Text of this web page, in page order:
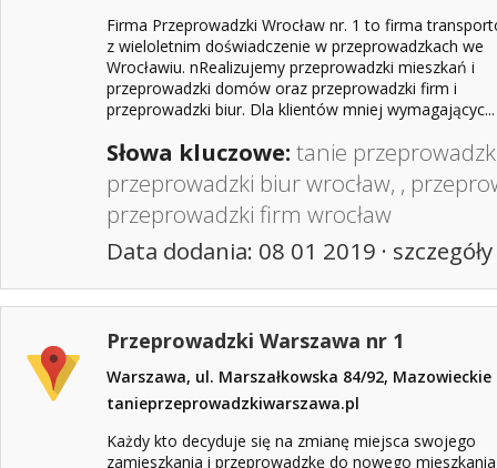
Firma Przeprowadzki Wrocław nr. 1 to firma
z wieloletnim doświadczenie w przeprowadzkach we
Wrocławiu. nRealizujemy przeprowadzki mieszkań i
przeprowadzki domów oraz przeprowadzki firm i
przeprowadzki biur. Dla klientów mniej wymagającyc...
Słowa kluczowe: tanie
przeprowadzki biur wrocław, ,
przeprowadzki firm wrocław
Data dodania: 08 01 2019 ·
Przeprowadzki Warszawa nr 1
Warszawa, ul. Marszałkowska 84/92, Mazowieckie
tanieprzeprowadzkiwarszawa.pl
Każdy kto decyduje się na zmianę miejsca swojego
zamieszkania i przeprowadzkę do nowego mieszkania